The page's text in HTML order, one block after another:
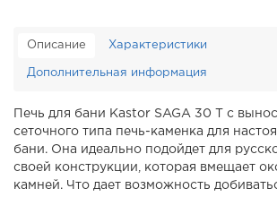
Описание Характеристики
Дополнительная информация
Печь для бани Kastor SAGA 30 T с
сеточного типа печь-каменка для
бани. Она идеально подойдет для
своей конструкции, которая вмещает
камней. Что дает возможность